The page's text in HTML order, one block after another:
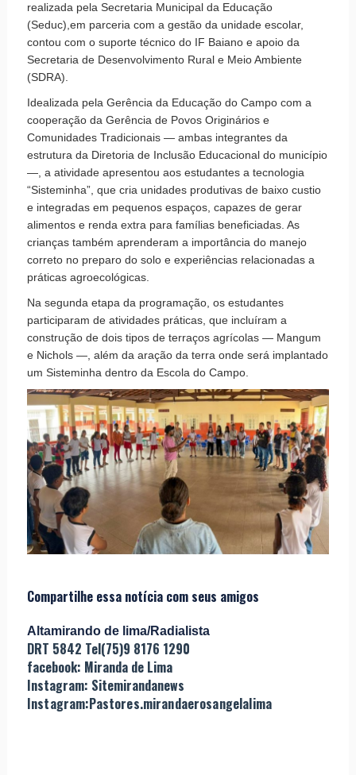
realizada pela Secretaria Municipal da Educação
(Seduc),em parceria com a gestão da unidade escolar,
contou com o suporte técnico do IF Baiano e apoio da
Secretaria de Desenvolvimento Rural e Meio Ambiente
(SDRA).
Idealizada pela Gerência da Educação do Campo com a
cooperação da Gerência de Povos Originários e
Comunidades Tradicionais — ambas integrantes da
estrutura da Diretoria de Inclusão Educacional do município
—, a atividade apresentou aos estudantes a tecnologia
“Sisteminha”, que cria unidades produtivas de baixo custio
e integradas em pequenos espaços, capazes de gerar
alimentos e renda extra para famílias beneficiadas. As
crianças também aprenderam a importância do manejo
correto no preparo do solo e experiências relacionadas a
práticas agroecológicas.
Na segunda etapa da programação, os estudantes
participaram de atividades práticas, que incluíram a
construção de dois tipos de terraços agrícolas — Mangum
e Nichols —, além da aração da terra onde será implantado
um Sisteminha dentro da Escola do Campo.
Compartilhe essa notícia com seus amigos
Altamirando de lima/Radialista
DRT 5842 Tel(75)9 8176 1290
facebook: Miranda de Lima
Instagram: Sitemirandanews
Instagram:Pastores.mirandaerosangelalima